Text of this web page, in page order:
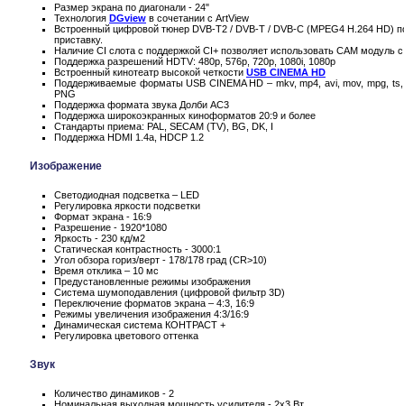
Размер экрана по диагонали - 24"
Технология DGview в сочетании с ArtView
Встроенный цифровой тюнер DVB-T2 / DVB-T / DVB-C (MPEG4 H.264 HD)
приставку.
Наличие CI слота с поддержкой CI+ позволяет использовать CAM
Поддержка разрешений HDTV: 480p, 576p, 720p, 1080i, 1080p
Встроенный кинотеатр высокой четкости USB CINEMA HD
Поддерживаемые форматы USB CINEMA HD – mkv, mp4, avi, mov, mpg,
PNG
Поддержка формата звука Долби AC3
Поддержка широкоэкранных киноформатов 20:9 и более
Стандарты приема: PAL, SECAM (TV), BG, DK, I
Поддержка HDMI 1.4a, HDCP 1.2
Изображение
Светодиодная подсветка – LED
Регулировка яркости подсветки
Формат экрана - 16:9
Разрешение - 1920*1080
Яркость - 230 кд/м2
Статическая контрастность - 3000:1
Угол обзора гориз/верт - 178/178 град (CR>10)
Время отклика – 10 мс
Предустановленные режимы изображения
Система шумоподавления (цифровой фильтр 3D)
Переключение форматов экрана – 4:3, 16:9
Режимы увеличения изображения 4:3/16:9
Динамическая система КОНТРАСТ +
Регулировка цветового оттенка
Звук
Количество динамиков - 2